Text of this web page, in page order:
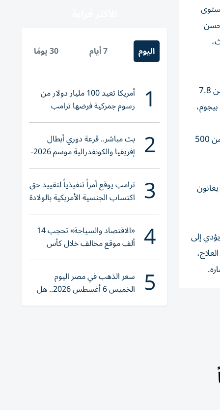
بعد أن خفض مستوى
درهم، بعد أن تحسن
وتُوجت هوما بيجوم، هندية مقيمة في عجمان، في فئة السيدات، محققة انخفاضاً ملحوظاً في مستوى الهيموجلوبين الجلوكوزي من 7.8
درهم، وجاءت مريم بيجوم،
وفي فئة تحدي الشركات، برزت «ستيفن روك» بأكثر من 800 موظف مشارك. وحظيت «أي اف اس» دبي وراك سيراميك بأكثر من 500
مرتفعة من الهيموجلوبين الجلوكوزي، بينما كان 43% يعانون السمنة، و57% يعانون
إلى
اليوم 7 أيام 30 يومًا
1 أمريكا تعيد 100 مليار دولار من
رسوم جمركية فرضها ترامب
2 بث مباشر.. قرعة دوري أبطال
إفريقيا والكونفدرالية موسم 2026-
2027
3 ترامب يوقع أمراً تنفيذياً لتقييد حق
اكتساب الجنسية الأمريكية بالولادة
4 «الاقتصاد والسياحة» تحجب 14
ألف موقع مخالف خلال كأس
العالم 2026
5 سعر الذهب في مصر اليوم
الخميس 6 أغسطس 2026.. هل